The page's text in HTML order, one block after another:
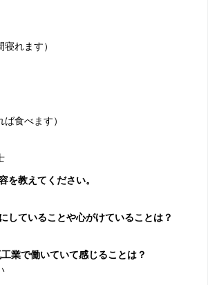
れます）
食べます）
を教えてください。
していることや心がけていることは？
業で働いていて感じることは？